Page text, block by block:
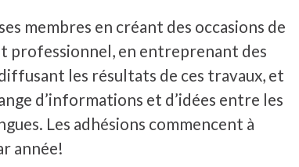
membres en créant des occasions de
professionnel, en entreprenant des
les résultats de ces travaux, et
d’informations et d’idées entre les
Les adhésions commencent à
année!